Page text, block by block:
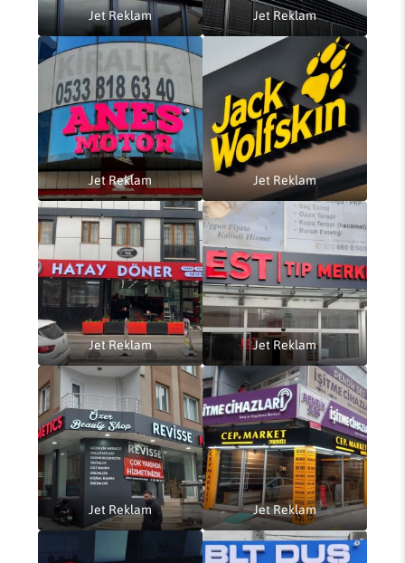
Jet Reklam Jet Reklam
Jet Reklam Jet Reklam
Jet Reklam Jet Reklam
Jet Reklam Jet Reklam